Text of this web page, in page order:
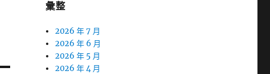
彙整
2026 年 7 月
2026 年 6 月
2026 年 5 月
2026 年 4 月